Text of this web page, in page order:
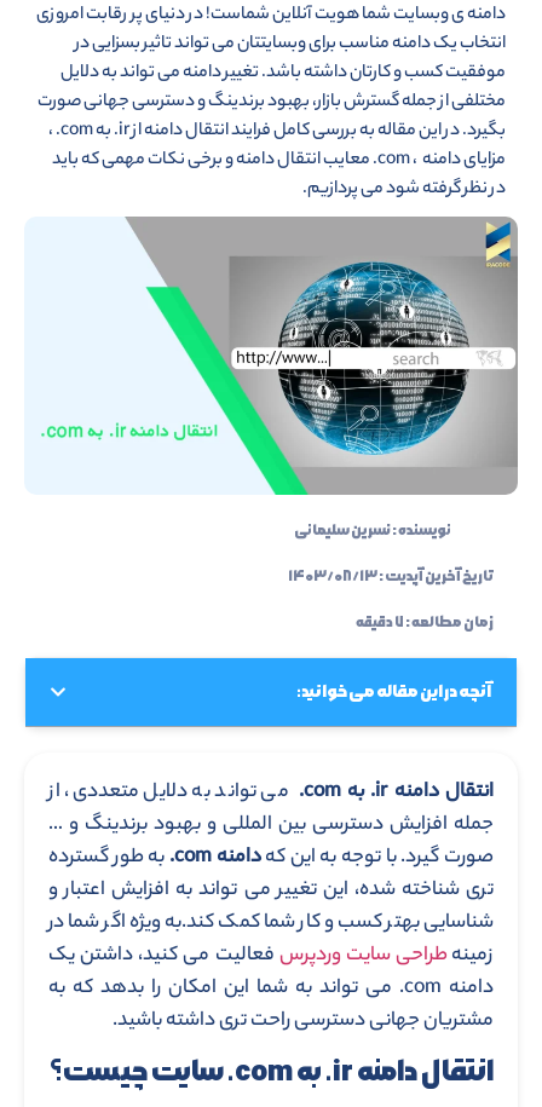
دامنه ی وبسایت شما هویت آنلاین شماست! در دنیای پر رقابت امروزی
انتخاب یک دامنه مناسب برای وبسایتتان می تواند تاثیر بسزایی در
موفقیت کسب و کارتان داشته باشد. تغییر دامنه می تواند به دلایل
مختلفی از جمله گسترش بازار، بهبود برندینگ و دسترسی جهانی صورت
بگیرد. در این مقاله به بررسی کامل فرایند انتقال دامنه از ir. به com. ،
مزایای دامنه ، com. معایب انتقال دامنه و برخی نکات مهمی که باید
در نظر گرفته شود می پردازیم.
نویسنده :نسرین سلیمانی
تاریخ آخرین آپدیت :۱۴۰۳/۰۸/۱۳
زمان مطالعه : ۷ دقیقه
آنچه در این مقاله می خوانید:
انتقال دامنه ir. به com.
می تواند به دلایل متعددی، از
جمله افزایش دسترسی بین المللی و بهبود برندینگ و …
صورت گیرد. با توجه به این کهدامنه com.
به طور گسترده
تری شناخته شده، این تغییر می تواند به افزایش اعتبار و
شناسایی بهتر کسب و کار شما کمک کند.به ویژه اگر شما در
زمینهطراحی سایت وردپرسفعالیت می کنید، داشتن یک
دامنه com. می تواند به شما این امکان را بدهد که به
مشتریان جهانی دسترسی راحت تری داشته باشید.
انتقال دامنه ir. به com. سایت چیست؟